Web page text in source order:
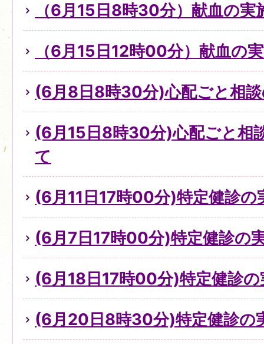
（6月15日8時30分）献血の実
（6月15日12時00分）献血の
(6月8日8時30分)心配ごと相
(6月15日8時30分)心配ごと相
て
(6月11日17時00分)特定健診の
(6月7日17時00分)特定健診の
(6月18日17時00分)特定健診
(6月20日8時30分)特定健診の